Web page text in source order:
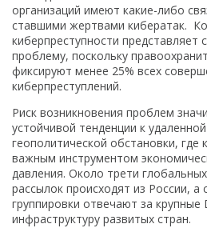
организаций имеют какие-либо
ставшими жертвами кибератак.
киберпреступности представляет
проблему, поскольку
фиксируют менее 25% всех
киберпреступлений.
Риск возникновения проблем
устойчивой тенденции к
геополитической обстановки, где
важным инструментом
давления. Около трети
рассылок происходят из России, а
группировки отвечают за крупные
инфраструктуру развитых стран.